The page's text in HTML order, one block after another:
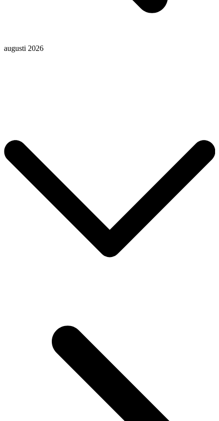
augusti 2026